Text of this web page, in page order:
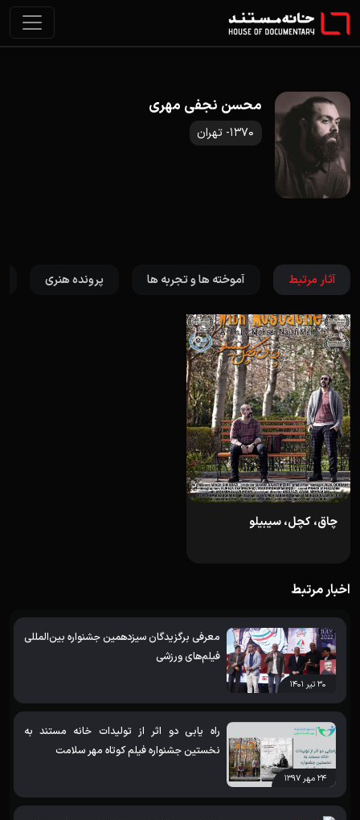
محسن نجفی مهری
1370- تهران
آثار مرتبط آموخته ها و تجربه ها پرونده هنری
چاق، کچل، سیبیلو
اخبار مرتبط
۳۰ تیر ۱۴۰۱
معرفی برگزیدگان سیزدهمین جشنواره بین‌المللی
فیلم‌های ورزشی
۲۴ مهر ۱۳۹۷
راه یابی دو اثر از تولیدات خانه مستند به
نخستین جشنواره فیلم کوتاه مهر سلامت